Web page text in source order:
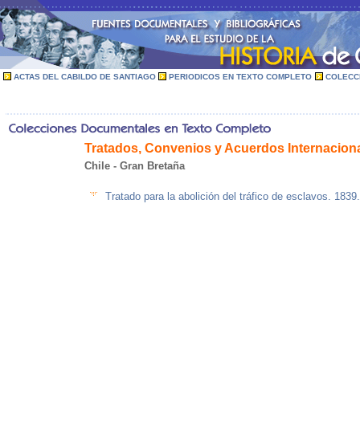
ACTAS DEL CABILDO DE SANTIAGO PERIODICOS EN TEXTO COMPLETO
Tratados, Convenios y Acuerdos
Chile - Gran Bretaña
Tratado para la abolición del tráfico de esclavos. 1839.